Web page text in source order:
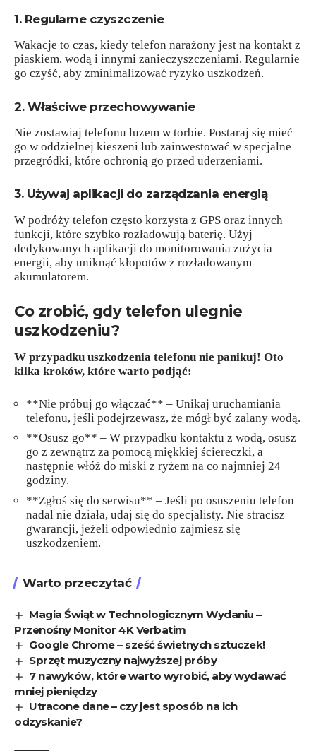
1. Regularne czyszczenie
Wakacje to czas, kiedy telefon narażony jest na kontakt z
piaskiem, wodą i innymi zanieczyszczeniami. Regularnie
go czyść, aby zminimalizować ryzyko uszkodzeń.
2. Właściwe przechowywanie
Nie zostawiaj telefonu luzem w torbie. Postaraj się mieć
go w oddzielnej kieszeni lub zainwestować w specjalne
przegródki, które ochronią go przed uderzeniami.
3. Używaj aplikacji do zarządzania energią
W podróży telefon często korzysta z GPS oraz innych
funkcji, które szybko rozładowują baterię. Użyj
dedykowanych aplikacji do monitorowania zużycia
energii, aby uniknąć kłopotów z rozładowanym
akumulatorem.
Co zrobić, gdy telefon ulegnie
uszkodzeniu?
W przypadku uszkodzenia telefonu nie panikuj! Oto
kilka kroków, które warto podjąć:
**Nie próbuj go włączać** – Unikaj uruchamiania
telefonu, jeśli podejrzewasz, że mógł być zalany wodą.
**Osusz go** – W przypadku kontaktu z wodą, osusz
go z zewnątrz za pomocą miękkiej ściereczki, a
następnie włóż do miski z ryżem na co najmniej 24
godziny.
**Zgłoś się do serwisu** – Jeśli po osuszeniu telefon
nadal nie działa, udaj się do specjalisty. Nie stracisz
gwarancji, jeżeli odpowiednio zajmiesz się
uszkodzeniem.
Warto przeczytać
Magia Świąt w Technologicznym Wydaniu –
Przenośny Monitor 4K Verbatim
Google Chrome – sześć świetnych sztuczek!
Sprzęt muzyczny najwyższej próby
7 nawyków, które warto wyrobić, aby wydawać
mniej pieniędzy
Utracone dane – czy jest sposób na ich
odzyskanie?